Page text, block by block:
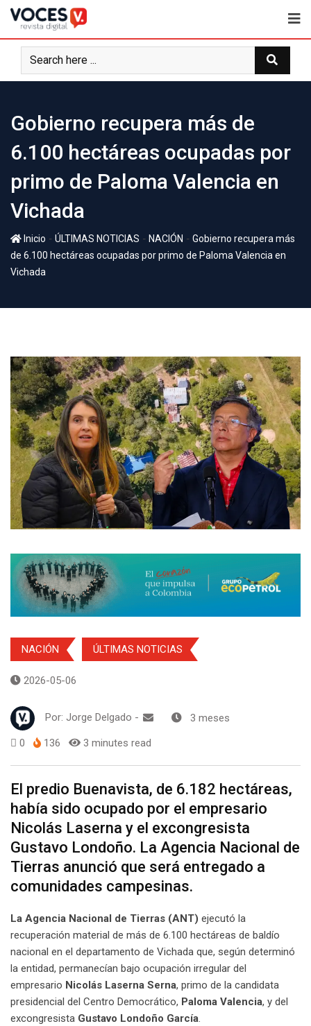
Gobierno recupera más de
6.100 hectáreas ocupadas por
primo de Paloma Valencia en
Vichada
Inicio - ÚLTIMAS NOTICIAS - NACIÓN - Gobierno recupera más
de 6.100 hectáreas ocupadas por primo de Paloma Valencia en
Vichada
NACIÓN ÚLTIMAS NOTICIAS
2026-05-06
Por: Jorge Delgado - 3 meses
0 136 3 minutes read
El predio Buenavista, de 6.182 hectáreas,
había sido ocupado por el empresario
Nicolás Laserna y el excongresista
Gustavo Londoño. La Agencia Nacional de
Tierras anunció que será entregado a
comunidades campesinas.
La Agencia Nacional de Tierras (ANT) ejecutó la
recuperación material de más de 6.100 hectáreas de baldío
nacional en el departamento de Vichada que, según determinó
la entidad, permanecían bajo ocupación irregular del
empresario Nicolás Laserna Serna, primo de la candidata
presidencial del Centro Democrático, Paloma Valencia, y del
excongresista Gustavo Londoño García.